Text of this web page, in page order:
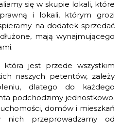
się w skupie lokali, które
i lokali, którym grozi
na dodatek sprzedać
mają wynajmującego
która jest przede wszystkim
naszych petentów, zależy
dlatego do każdego
podchodzimy jednostkowo.
domów i mieszkań
nich przeprowadzamy od